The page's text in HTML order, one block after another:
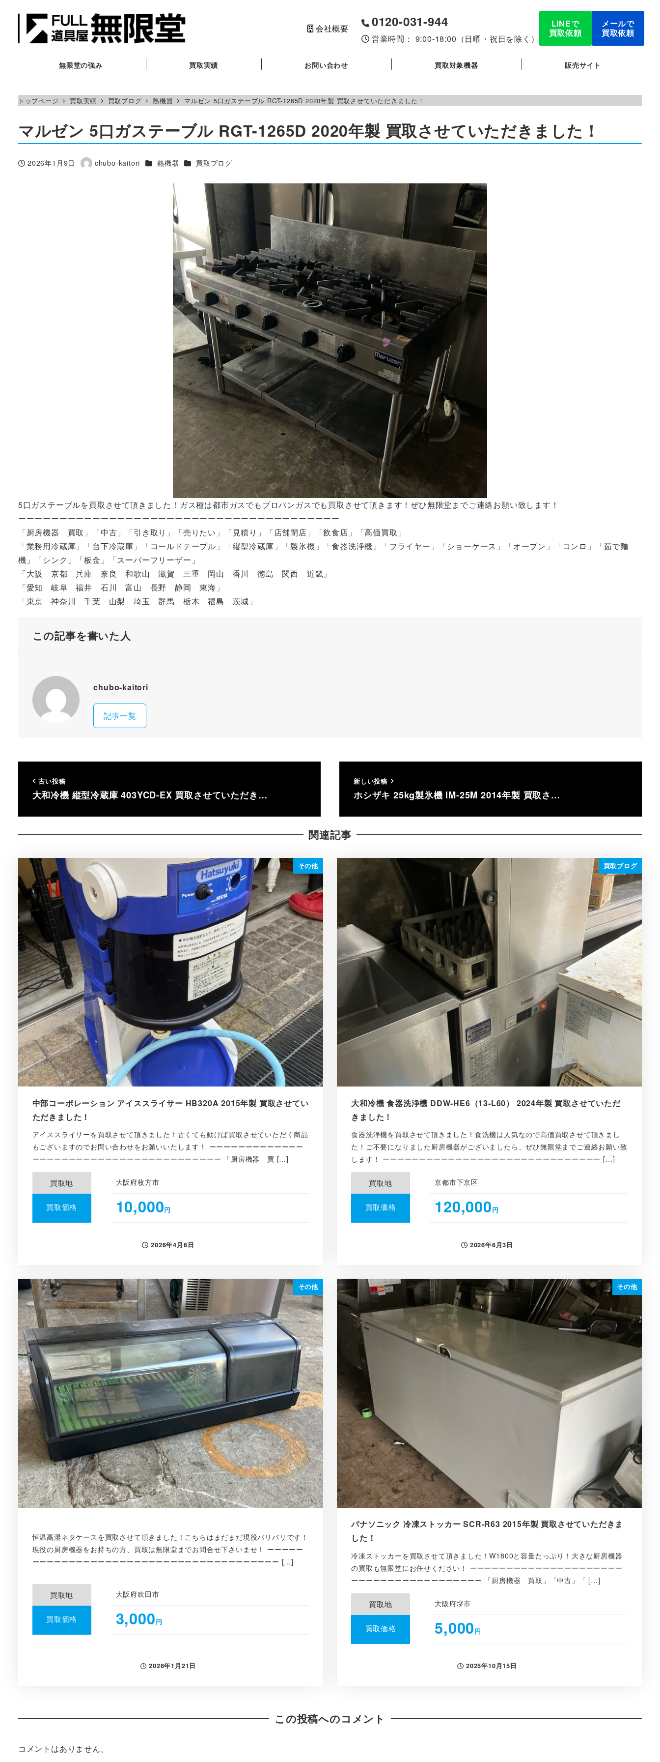
会社概要 0120-031-944
営業時間： 9:00-18:00（日曜・祝日を除く）
LINEで
買取依頼
メールで
買取依頼
無限堂の強み 買取実績 お問い合わせ 買取対象機器 販売サイト
トップページ 買取実績 買取ブログ 熱機器 マルゼン 5口ガステーブル RGT-1265D 2020年製 買取させていただきました！
マルゼン 5口ガステーブル RGT-1265D 2020年製 買取させていただきました！
投稿日
2026年1月9日
著
chubo-kaitori カテゴリー
熱機器 カテゴリー
買取ブログ
5口ガステーブルを買取させて頂きました！ガス種は都市ガスでもプロパンガスでも買取させて頂きます！ぜひ無限堂までご連絡お願い致します！
ーーーーーーーーーーーーーーーーーーーーーーーーーーーーーーーーーーーーーーー
「厨房機器 買取」「中古」「引き取り」「売りたい」「見積り」「店舗閉店」「飲食店」「高価買取」
「業務用冷蔵庫」「台下冷蔵庫」「コールドテーブル」「縦型冷蔵庫」「製氷機」「食器洗浄機」「フライヤー」「ショーケース」「オーブン」「コンロ」「茹で麺
機」「シンク」「板金」「スーパーフリーザー」
「大阪 京都 兵庫 奈良 和歌山 滋賀 三重 岡山 香川 徳島 関西 近畿」
「愛知 岐阜 福井 石川 富山 長野 静岡 東海」
「東京 神奈川 千葉 山梨 埼玉 群馬 栃木 福島 茨城」
この記事を書いた人
chubo-kaitori
記事一覧
古い投稿
大和冷機 縦型冷蔵庫 403YCD-EX 買取させていただき…
新しい投稿
ホシザキ 25kg製氷機 IM-25M 2014年製 買取さ…
関連記事
その他
中部コーポレーション アイススライサー HB320A 2015年製 買取させてい
ただきました！
アイススライサーを買取させて頂きました！古くても動けば買取させていただく商品
もございますのでお問い合わせをお願いいたします！ ーーーーーーーーーーーーー
ーーーーーーーーーーーーーーーーーーーーーーーーーー 「厨房機器 買 […]
買取地 大阪府枚方市
買取価格 10,000円
投稿日
2026年4月6日
買取ブログ
大和冷機 食器洗浄機 DDW-HE6（13-L60） 2024年製 買取させていただ
きました！
食器洗浄機を買取させて頂きました！食洗機は人気なので高価買取させて頂きまし
た！ご不要になりました厨房機器がございましたら、ぜひ無限堂までご連絡お願い致
します！ ーーーーーーーーーーーーーーーーーーーーーーーーーーーーーー […]
買取地 京都市下京区
買取価格 120,000円
投稿日
2026年6月3日
その他
恒温高湿ネタケースを買取させて頂きました！こちらはまだまだ現役バリバリです！
現役の厨房機器をお持ちの方、買取は無限堂までお問合せ下さいませ！ ーーーーー
ーーーーーーーーーーーーーーーーーーーーーーーーーーーーーーーーーー […]
買取地 大阪府吹田市
買取価格 3,000円
投稿日
2026年1月21日
その他
パナソニック 冷凍ストッカー SCR-R63 2015年製 買取させていただきま
した！
冷凍ストッカーを買取させて頂きました！W1800と容量たっぷり！大きな厨房機器
の買取も無限堂にお任せください！ ーーーーーーーーーーーーーーーーーーーーー
ーーーーーーーーーーーーーーーーーー 「厨房機器 買取」「中古」「 […]
買取地 大阪府堺市
買取価格 5,000円
投稿日
2025年10月15日
この投稿へのコメント
コメントはありません。